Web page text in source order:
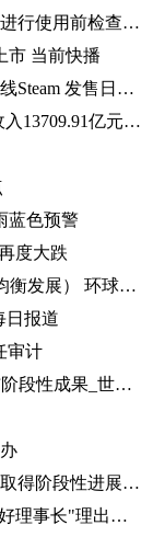
日本核监管机构对福岛核污染水排海设备进行使用前检查_速递
市 当前快播
环球即时：冒险游戏《佛兰德斯的狗》上线Steam 发售日期待定
天天快消息！1-5月基本医疗保险基金总收入13709.91亿元，同比增长8.2%
蓝色预警
度大跌
城乡手拉手 共享好资源（解码·教育优质均衡发展） 环球通讯
日报道
审计
2023WAIC 坚持跨界融合 脑机接口将发布阶段性成果_世界热讯
途经一市两省！这条高铁又一重难点工程取得阶段性进展_前沿热点
焦点速讯：移风易俗 倡树新风|弘扬新风"好理事长"理出乡村新风尚